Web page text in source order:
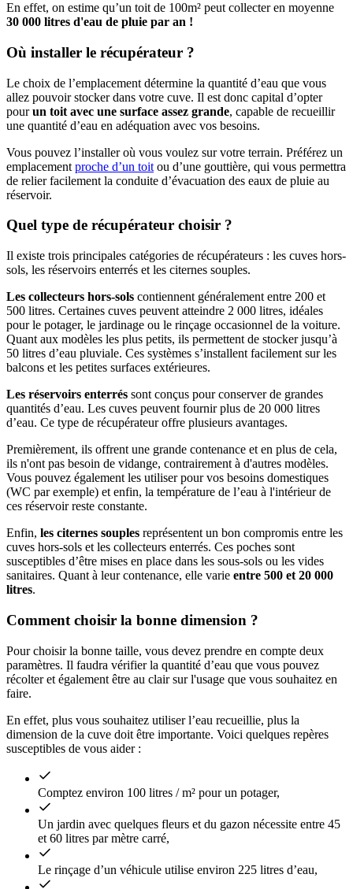
En effet, on estime qu’un toit de 100m² peut collecter en moyenne
30 000 litres d'eau de pluie par an !
Où installer le récupérateur ?
Le choix de l’emplacement détermine la quantité d’eau que vous
allez pouvoir stocker dans votre cuve. Il est donc capital d’opter
pourun toit avec une surface assez grande, capable de recueillir
une quantité d’eau en adéquation avec vos besoins.
Vous pouvez l’installer où vous voulez sur votre terrain. Préférez un
emplacement proche d’un toit ou d’une gouttière, qui vous permettra
de relier facilement la conduite d’évacuation des eaux de pluie au
réservoir.
Quel type de récupérateur choisir ?
Il existe trois principales catégories de récupérateurs : les cuves hors-
sols, les réservoirs enterrés et les citernes souples.
Les collecteurs hors-sols contiennent généralement entre 200 et
500 litres. Certaines cuves peuvent atteindre 2 000 litres, idéales
pour le potager, le jardinage ou le rinçage occasionnel de la voiture.
Quant aux modèles les plus petits, ils permettent de stocker jusqu’à
50 litres d’eau pluviale. Ces systèmes s’installent facilement sur les
balcons et les petites surfaces extérieures.
Les réservoirs enterrés sont conçus pour conserver de grandes
quantités d’eau. Les cuves peuvent fournir plus de 20 000 litres
d’eau. Ce type de récupérateur offre plusieurs avantages.
Premièrement, ils offrent une grande contenance et en plus de cela,
ils n'ont pas besoin de vidange, contrairement à d'autres modèles.
Vous pouvez également les utiliser pour vos besoins domestiques
(WC par exemple) et enfin, la température de l’eau à l'intérieur de
ces réservoir reste constante.
Enfin, les citernes souples représentent un bon compromis entre les
cuves hors-sols et les collecteurs enterrés. Ces poches sont
susceptibles d’être mises en place dans les sous-sols ou les vides
sanitaires. Quant à leur contenance, elle varie entre 500 et 20 000
litres.
Comment choisir la bonne dimension ?
Pour choisir la bonne taille, vous devez prendre en compte deux
paramètres. Il faudra vérifier la quantité d’eau que vous pouvez
récolter et également être au clair sur l'usage que vous souhaitez en
faire.
En effet, plus vous souhaitez utiliser l’eau recueillie, plus la
dimension de la cuve doit être importante. Voici quelques repères
susceptibles de vous aider :
Comptez environ 100 litres / m² pour un potager,
Un jardin avec quelques fleurs et du gazon nécessite entre 45
et 60 litres par mètre carré,
Le rinçage d’un véhicule utilise environ 225 litres d’eau,